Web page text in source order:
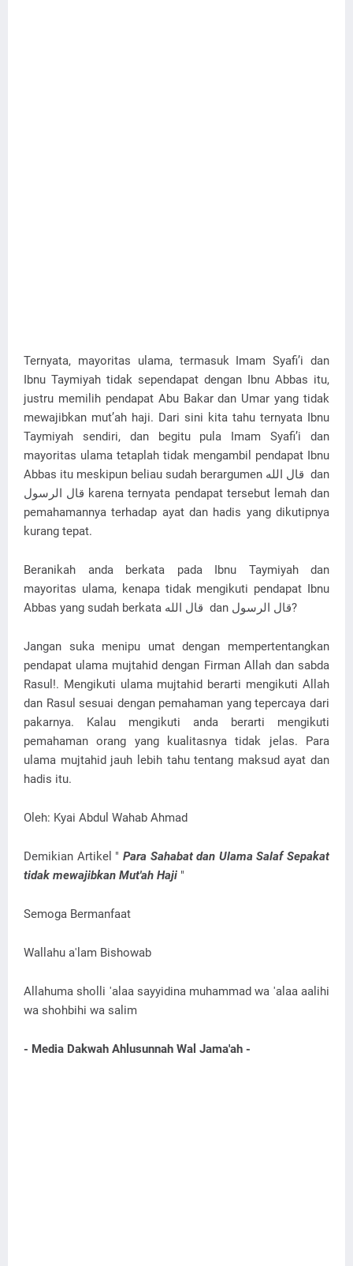
Ternyata, mayoritas ulama, termasuk Imam Syafi’i dan
Ibnu Taymiyah tidak sependapat dengan Ibnu Abbas itu,
justru memilih pendapat Abu Bakar dan Umar yang tidak
mewajibkan mut’ah haji. Dari sini kita tahu ternyata Ibnu
Taymiyah sendiri, dan begitu pula Imam Syafi’i dan
mayoritas ulama tetaplah tidak mengambil pendapat Ibnu
Abbas itu meskipun beliau sudah berargumen قال الله dan
قال الرسول karena ternyata pendapat tersebut lemah dan
pemahamannya terhadap ayat dan hadis yang dikutipnya
kurang tepat.
Beranikah anda berkata pada Ibnu Taymiyah dan
mayoritas ulama, kenapa tidak mengikuti pendapat Ibnu
Abbas yang sudah berkata قال الله dan قال الرسول?
Jangan suka menipu umat dengan mempertentangkan
pendapat ulama mujtahid dengan Firman Allah dan sabda
Rasul!. Mengikuti ulama mujtahid berarti mengikuti Allah
dan Rasul sesuai dengan pemahaman yang tepercaya dari
pakarnya. Kalau mengikuti anda berarti mengikuti
pemahaman orang yang kualitasnya tidak jelas. Para
ulama mujtahid jauh lebih tahu tentang maksud ayat dan
hadis itu.
Oleh: Kyai Abdul Wahab Ahmad
Demikian Artikel " Para Sahabat dan Ulama Salaf Sepakat
tidak mewajibkan Mut'ah Haji "
Semoga Bermanfaat
Wallahu a'lam Bishowab
Allahuma sholli 'alaa sayyidina muhammad wa 'alaa aalihi
wa shohbihi wa salim
- Media Dakwah Ahlusunnah Wal Jama'ah -